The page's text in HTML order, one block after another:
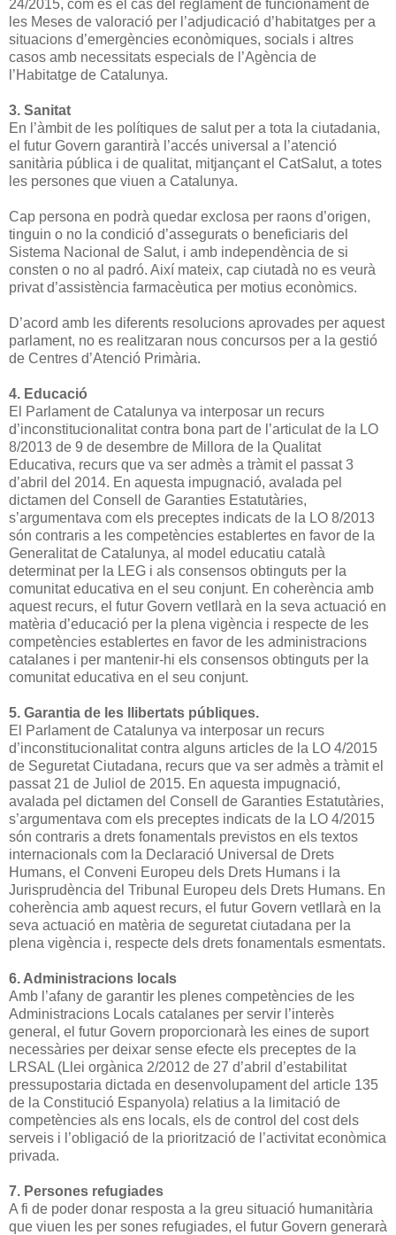
24/2015, com és el cas del reglament de funcionament de
les Meses de valoració per l’adjudicació d’habitatges per a
situacions d’emergències econòmiques, socials i altres
casos amb necessitats especials de l’Agència de
l’Habitatge de Catalunya.
3. Sanitat
En l’àmbit de les polítiques de salut per a tota la ciutadania,
el futur Govern garantirà l’accés universal a l’atenció
sanitària pública i de qualitat, mitjan­çant el CatSalut, a totes
les persones que viuen a Catalunya.
Cap persona en podrà quedar exclosa per raons d’origen,
tinguin o no la con­dició d’assegurats o beneficiaris del
Sistema Nacional de Salut, i amb indepen­dència de si
consten o no al padró. Així mateix, cap ciutadà no es veurà
privat d’assistència farmacèutica per motius econòmics.
D’acord amb les diferents resolucions aprovades per aquest
parlament, no es realitzaran nous concursos per a la gestió
de Centres d’Atenció Primària.
4. Educació
El Parlament de Catalunya va interposar un recurs
d’inconstitucionalitat con­tra bona part de l’articulat de la LO
8/2013 de 9 de desembre de Millora de la Qualitat
Educativa, recurs que va ser admès a tràmit el passat 3
d’abril del 2014. En aquesta impugnació, avalada pel
dictamen del Consell de Garanties Estatutàries,
s’argumentava com els preceptes indicats de la LO 8/2013
són contraris a les competències establertes en favor de la
Generalitat de Catalu­nya, al model educatiu català
determinat per la LEG i als consensos obtinguts per la
comunitat educativa en el seu conjunt. En coherència amb
aquest re­curs, el futur Govern vetllarà en la seva actuació en
matèria d’educació per la plena vigència i respecte de les
competències establertes en favor de les admi­nistracions
catalanes i per mantenir-­hi els consensos obtinguts per la
comunitat educativa en el seu conjunt.
5.­ Garantia de les llibertats públiques.­
El Parlament de Catalunya va interposar un recurs
d’inconstitucionalitat con­tra alguns articles de la LO 4/2015
de Seguretat Ciutadana, recurs que va ser admès a tràmit el
passat 21 de Juliol de 2015. En aquesta impugnació,
avalada pel dictamen del Consell de Garanties Estatutàries,
s’argumentava com els preceptes indicats de la LO 4/2015
són contraris a drets fonamentals previstos en els textos
internacionals com la Declaració Universal de Drets
Humans, el Conveni Europeu dels Drets Humans i la
Jurisprudència del Tribunal Europeu dels Drets Humans. En
coherència amb aquest recurs, el futur Govern vetllarà en la
seva actuació en matèria de seguretat ciutadana per la
plena vigència i, respecte dels drets fonamentals esmentats.
6. Administracions locals
Amb l’afany de garantir les plenes competències de les
Administracions Locals catalanes per servir l’interès
general, el futur Govern proporcionarà les eines de suport
necessàries per deixar sense efecte els preceptes de la
LRSAL (Llei orgànica 2/2012 de 27 d’abril d’estabilitat
pressupostaria dictada en desenvolupament del article 135
de la Constitució Espanyola) relatius a la limitació de
competències als ens locals, els de control del cost dels
serveis i l’obligació de la priorització de l’activitat econòmica
privada.
7. Persones refugiades
A fi de poder donar resposta a la greu situació humanitària
que viuen les per­ sones refugiades, el futur Govern generarà